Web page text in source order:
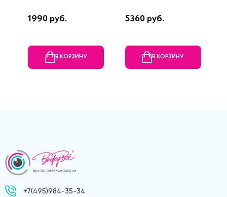
1990 руб.
В КОРЗИНУ
5360 руб.
В КОРЗИНУ
+7(495)984-35-34